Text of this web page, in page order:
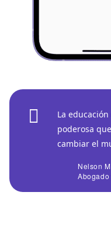
La
poderosa
cambiar el
Nelson